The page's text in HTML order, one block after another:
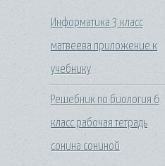
Информатика 3 класс
матвеева приложение к
учебнику
Решебник по биология 6
класс рабочая тетрадь
сонина сониной